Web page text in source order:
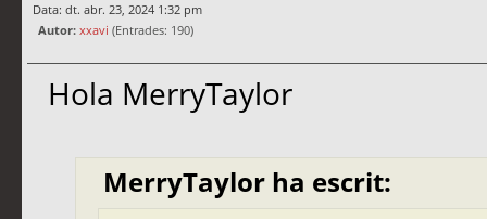
Data: dt. abr. 23, 2024 1:32 pm
Autor: xxavi (Entrades: 190)
Hola MerryTaylor
MerryTaylor ha escrit: